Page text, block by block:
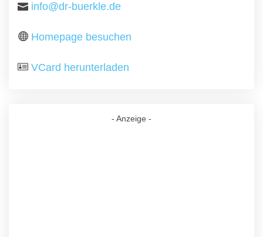
info@dr-buerkle.de
Homepage besuchen
VCard herunterladen
- Anzeige -